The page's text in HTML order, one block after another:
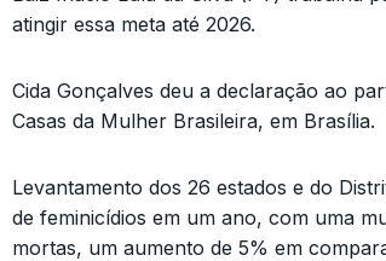
atingir essa meta até 2026.
Cida Gonçalves deu a declaração ao
Casas da Mulher Brasileira, em Brasília.
Levantamento dos 26 estados e do
de feminicídios em um ano, com uma
mortas, um aumento de 5% em